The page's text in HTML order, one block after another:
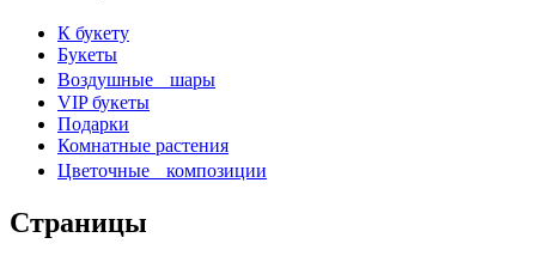
К букету
Букеты
Воздушные шары
VIP букеты
Подарки
Комнатные растения
Цветочные композиции
Страницы